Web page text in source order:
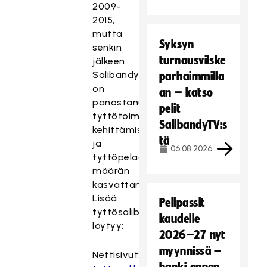
2009-
2015,
mutta
senkin
jälkeen
Salibandyliitto
on
panostanut
tyttötoiminnan
kehittämiseen
ja
tyttöpelaajien
määrän
kasvattamiseen.
Lisää
tyttösalibandysta
löytyy:
Nettisivut:
Syksyn
turnausvilske
parhaimmilla
an – katso
pelit
SalibandyTV:s
tä
06.08.2026
Pelipassit
kaudelle
2026–27 nyt
myynnissä –